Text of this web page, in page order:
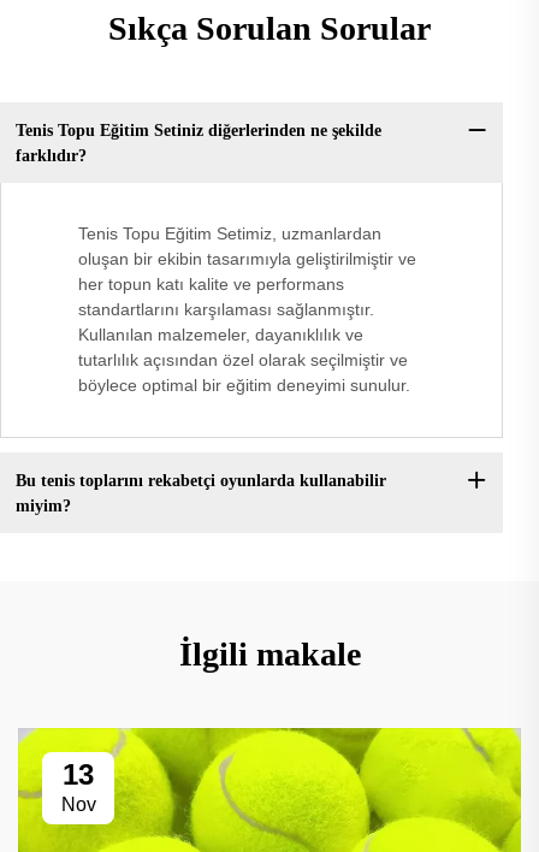
Sıkça Sorulan Sorular
Tenis Topu Eğitim Setiniz diğerlerinden ne şekilde
farklıdır?
Tenis Topu Eğitim Setimiz, uzmanlardan
oluşan bir ekibin tasarımıyla geliştirilmiştir ve
her topun katı kalite ve performans
standartlarını karşılaması sağlanmıştır.
Kullanılan malzemeler, dayanıklılık ve
tutarlılık açısından özel olarak seçilmiştir ve
böylece optimal bir eğitim deneyimi sunulur.
Bu tenis toplarını rekabetçi oyunlarda kullanabilir
miyim?
İlgili makale
13
Nov